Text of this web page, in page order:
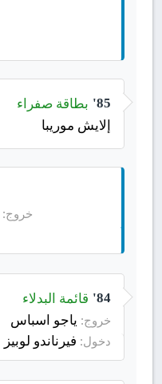
85' بطاقة صفراء
إلايش موريبا
خروج:
84' قائمة البدلاء
خروج: ياجو اسباس
دخول: فيرناندو لوبيز